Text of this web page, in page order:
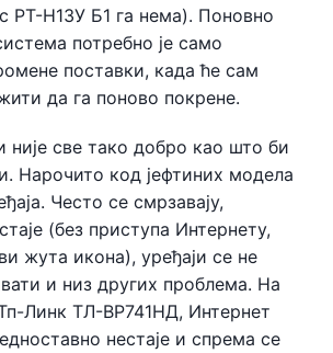
РТ-Н13У Б1 га нема). Поновно
потребно је само
поставки, када ће сам
да га поново покрене.
није све тако добро као што би
Нарочито код јефтиних модела
Често се смрзавају,
(без приступа Интернету,
жута икона), уређаји се не
и низ других проблема. На
Линк ТЛ-ВР741НД, Интернет
нестаје и спрема се